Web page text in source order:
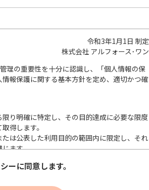
令和3年1月1日 制定
株式会社 アルフォース･ワン
理の重要性を十分に認識し、「個人情報の保
報保護に関する基本方針を定め、適切かつ確
り明確に特定し、その目的達成に必要な限度
得します。
は公表した利用目的の範囲内に限定し、それ
ます。
る際は、本人が同意を与えた利用目的の範囲
ーに同意します。